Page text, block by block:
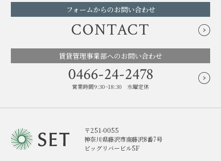
フォームからのお問い合わせ
CONTACT
賃貸管理事業部へのお問い合わせ
0466-24-2478
営業時間9:30~18:30 水曜定休
〒251-0055
神奈川県藤沢市南藤沢8番7号
ビッグリバービル5F